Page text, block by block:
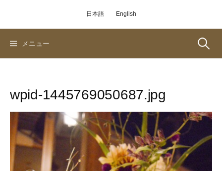
日本語 English
メニュー 検
wpid-1445769050687.jpg